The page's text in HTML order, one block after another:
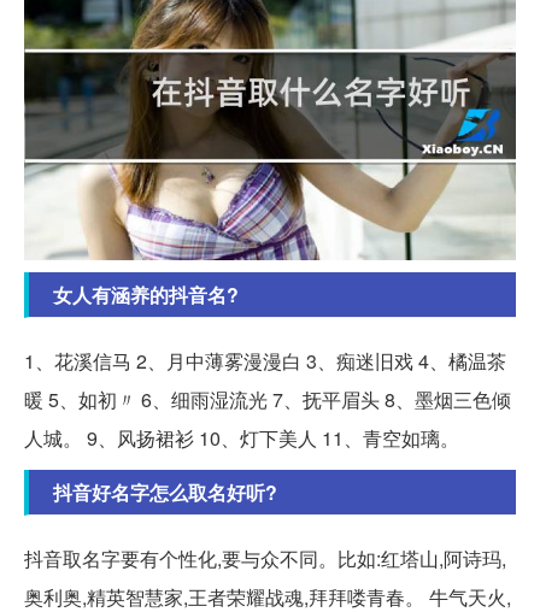
女人有涵养的抖音名?
1、花溪信马 2、月中薄雾漫漫白 3、痴迷旧戏 4、橘温茶
暖 5、如初〃 6、细雨湿流光 7、抚平眉头 8、墨烟三色倾
人城。 9、风扬裙衫 10、灯下美人 11、青空如璃。
抖音好名字怎么取名好听?
抖音取名字要有个性化,要与众不同。比如:红塔山,阿诗玛,
奥利奥,精英智慧家,王者荣耀战魂,拜拜喽青春。 牛气天火,